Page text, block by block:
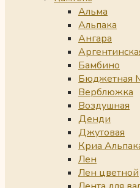
Альма
Альпака
Ангара
Бамбино
Бюджетная
Верблюжка
Воздушная
Денди
Джутовая
Криа
Лен
Лен цветной